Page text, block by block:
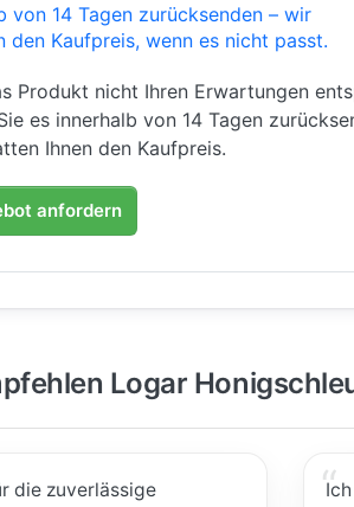
von 14 Tagen zurücksenden – wir
den Kaufpreis, wenn es nicht passt.
Produkt nicht Ihren Erwartungen
es innerhalb von 14 Tagen
Ihnen den Kaufpreis.
anfordern
Logar
die zuverlässige